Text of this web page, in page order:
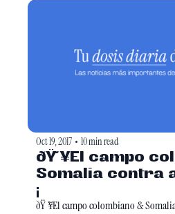
Oct 19, 2017 • 10 min read
ðŸ ̃¥El campo
Somalia contra
̃¡
ðŸ ̃¥El campo colombiano &